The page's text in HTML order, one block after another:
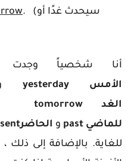
. (سيحدث غدًا أو
أنا شخصياً وجدت
الأمسyesterday
الغدtomorrow
للماضي past و الحاضر
للغاية. بالإضافة إلى ذلك